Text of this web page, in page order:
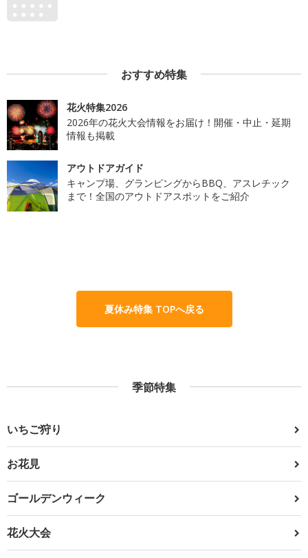
おすすめ特集
花火特集2026
2026年の花火大会情報をお届け！開催・中止・延期
情報も掲載
アウトドアガイド
キャンプ場、グランピングからBBQ、アスレチック
まで！全国のアウトドアスポットをご紹介
夏休み特集 TOPへ戻る
季節特集
いちご狩り
お花見
ゴールデンウィーク
花火大会